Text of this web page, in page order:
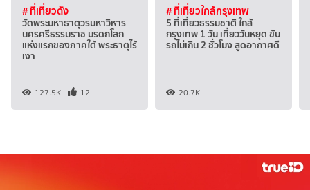
# ที่เที่ยวดัง
วัดพระมหาธาตุวรมหาวิหาร
นครศรีธรรมราช มรดกโลก
แห่งแรกของภาคใต้ พระธาตุไร้
เงา
127.5K 12
# ที่เที่ยวใกล้กรุงเทพ
5 ที่เที่ยวธรรมชาติ ใกล้
กรุงเทพ 1 วัน เที่ยววันหยุด ขับ
รถไม่เกิน 2 ชั่วโมง สูดอากาศดี
20.7K